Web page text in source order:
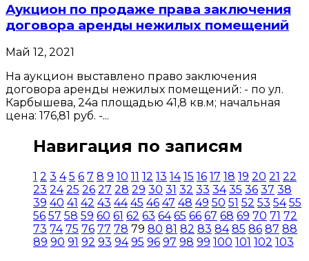
Аукцион по продаже права заключения
договора аренды нежилых помещений
Май 12, 2021
На аукцион выставлено право заключения
договора аренды нежилых помещений: - по ул.
Карбышева, 24а площадью 41,8 кв.м; начальная
цена: 176,81 руб. -...
Навигация по записям
1 2 3 4 5 6 7 8 9 10 11 12 13 14 15 16 17 18 19 20 21 22
23 24 25 26 27 28 29 30 31 32 33 34 35 36 37 38
39 40 41 42 43 44 45 46 47 48 49 50 51 52 53 54 55
56 57 58 59 60 61 62 63 64 65 66 67 68 69 70 71 72
73 74 75 76 77 78 79 80 81 82 83 84 85 86 87 88
89 90 91 92 93 94 95 96 97 98 99 100 101 102 103